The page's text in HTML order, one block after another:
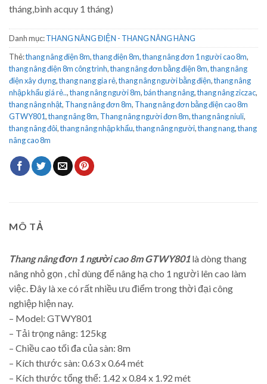
tháng,bình acquy 1 tháng)
Danh mục:THANG NÂNG ĐIỆN - THANG NÂNG HÀNG
Thẻ:thang nâng điện 8m,thang điện 8m,thang nâng đơn 1 người cao 8m,
thang nâng điện 8m công trình,thang nâng đơn bằng điện 8m,thang nâng
điện xây dựng,thang nang gia rẻ,thang nâng người bằng điện,thang nâng
nhập khẩu giá rẻ..,thang nâng người 8m,bán thang nâng,thang nâng ziczac,
thang nâng nhật, Thang nâng đơn 8m, Thang nâng đơn bằng điện cao 8m
GTWY801,thang nâng 8m, Thang nâng người đơn 8m,thang nâng niuli,
thang nâng đôi,thang nâng nhập khẩu,thang nâng người,thang nang,thang
nâng cao 8m
MÔ TẢ
Thang nâng đơn 1 người cao 8m GTWY801là dòng thang
nâng nhỏ gọn , chỉ dùng để nâng hạ cho 1 người lên cao làm
việc. Đây là xe có rất nhiều ưu điểm trong thời đại công
nghiệp hiện nay.
– Model: GTWY801
– Tải trọng nâng: 125kg
– Chiều cao tối đa của sàn: 8m
– Kích thước sàn: 0.63 x 0.64 mét
– Kích thước tổng thể: 1.42 x 0.84 x 1.92 mét